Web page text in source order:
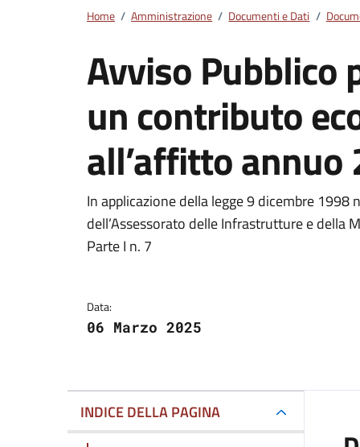
Home / Amministrazione / Documenti e Dati /
Avviso Pubblico
un contributo
all’affitto annuo
Dettagli del
In applicazione della legge 9 dicembre
dell’Assessorato delle Infrastrutture e della
Parte I n. 7
Data:
06 Marzo 2025
INDICE DELLA PAGINA